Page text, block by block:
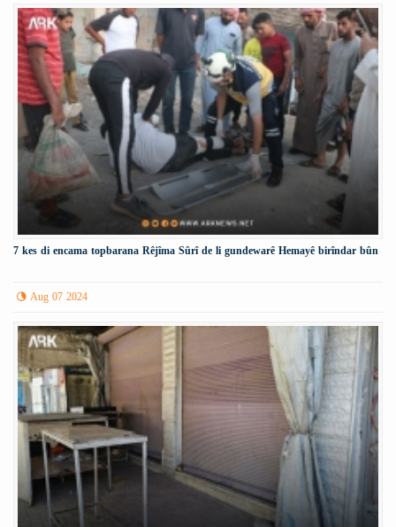
7 kes di encama topbarana Rêjîma Sûrî de li gundewarê Hemayê birîndar bûn
Aug 07 2024